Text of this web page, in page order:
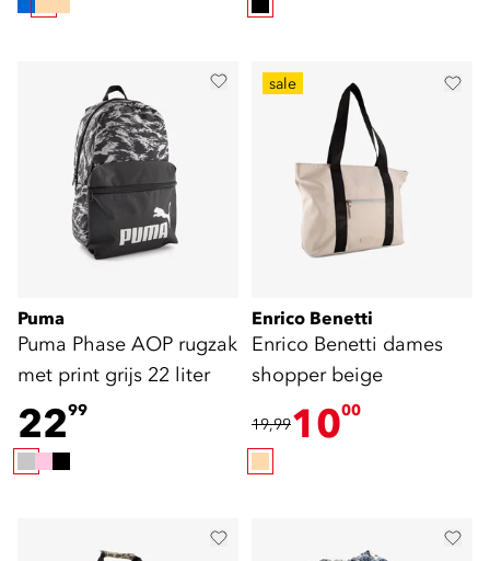
Puma
Puma Phase AOP rugzak
met print grijs 22 liter
2299
sale
Enrico Benetti
Enrico Benetti dames
shopper beige
19,991000